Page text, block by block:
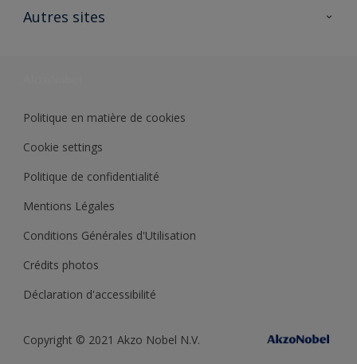
Ouvrir un magasin PASS
Autres sites
Politique en matière de cookies
Cookie settings
Politique de confidentialité
Mentions Légales
Conditions Générales d'Utilisation
Crédits photos
Déclaration d'accessibilité
Copyright © 2021 Akzo Nobel N.V.